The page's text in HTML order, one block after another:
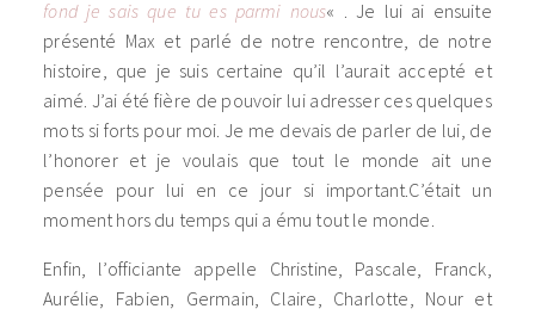
fond je sais que tu es parmi nous« . Je lui ai ensuite
présenté Max et parlé de notre rencontre, de notre
histoire, que je suis certaine qu’il l’aurait accepté et
aimé. J’ai été fière de pouvoir lui adresser ces quelques
mots si forts pour moi. Je me devais de parler de lui, de
l’honorer et je voulais que tout le monde ait une
pensée pour lui en ce jour si important.C’était un
moment hors du temps qui a ému tout le monde.
Enfin, l’officiante appelle Christine, Pascale, Franck,
Aurélie, Fabien, Germain, Claire, Charlotte, Nour et